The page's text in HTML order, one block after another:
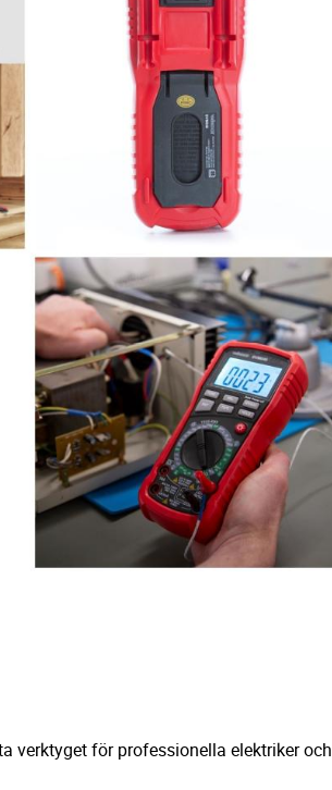
verktyget för professionella elektriker och